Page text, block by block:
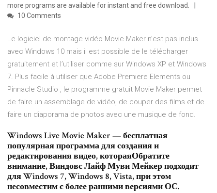
more programs are available for instant and free download.
10 Comments
Le logiciel de montage vidéo Movie Maker n’est pas inclus
avec Windows 10 mais il est possible de le télécharger
gratuitement et l’utiliser comme sur Windows XP et Windows
7. Plus facile à utiliser que Adobe Premiere Elements ou
Pinnacle Studio , le programme gratuit Movie Maker permet
de faire un assemblage de vidéo, de couper des films et de
faire un diaporama de photos avec une musique de fond.
Windows Live Movie Maker — бесплатная
популярная программа для создания и
редактирования видео, котораяОбратите
внимание, Виндовс Лайф Муви Мейкер подходит
для Windows 7, Windows 8, Vista, при этом
несовместим с более ранними версиями ОС.